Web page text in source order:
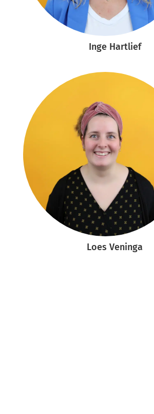
Inge Hartlief
Loes Veninga